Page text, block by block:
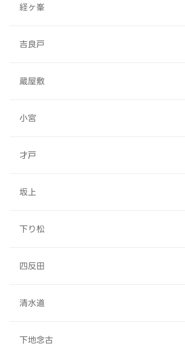
経ヶ峯
吉良戸
蔵屋敷
小宮
才戸
坂上
下り松
四反田
清水道
下地念古